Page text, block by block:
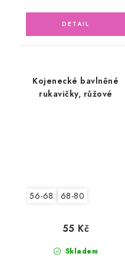
Kojenecké bavlněné
rukavičky, růžové
56-68 68-80
Skladem
55 Kč